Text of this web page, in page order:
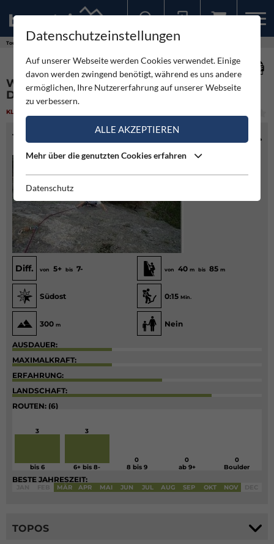
Touren Wand (Turm) jenseits des Tales - Dürnstein Wachau
WAND (TURM) JENSEITS DES TALES -
DÜRNSTEIN WACHAU
KLETTERGARTEN
TOURENINFO
Diff. von 5+ bis 7- von 40 m bis 85 m
Südost 0:15 Min.
300 m Nein
AUSDAUER:
MAXIMALKRAFT:
ERFAHRUNG:
LANDSCHAFT:
ROUTEN: (6)
3
bis 6
3
6+ bis 8-
0
8 bis 9
0
ab 9+
0
Boulder
BESTE JAHRESZEIT:
MÄR APR MAI JUN JUL AUG SEP OKT NOV
TOPOS
Datenschutzeinstellungen
Auf unserer Webseite werden Cookies verwendet. Einige
davon werden zwingend benötigt, während es uns andere
ermöglichen, Ihre Nutzererfahrung auf unserer Webseite
zu verbessern.
ALLE AKZEPTIEREN
Mehr über die genutzten Cookies erfahren
Datenschutz